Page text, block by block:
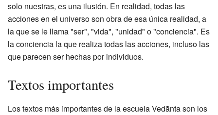
solo nuestras, es una ilusión. En realidad, todas las
acciones en el universo son obra de esa única realidad, a
la que se le llama "ser", "vida", "unidad" o "conciencia". Es
la conciencia la que realiza todas las acciones, incluso las
que parecen ser hechas por individuos.
Textos importantes
Los textos más importantes de la escuela Vedānta son los